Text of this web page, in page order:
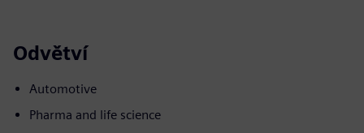
Odvětví
Automotive
Pharma and life science